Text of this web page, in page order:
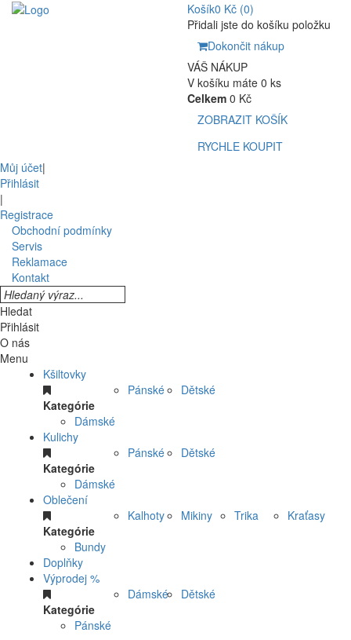
Košík0 Kč (0)
Přidali jste do košíku položku
Dokončit nákup
VÁŠ NÁKUP
V košíku máte 0 ks
Celkem 0 Kč
ZOBRAZIT KOŠÍK
RYCHLE KOUPIT
Můj účet|
Přihlásit
|
Registrace
Obchodní podmínky
Servis
Reklamace
Kontakt
Hledat
Přihlásit
O nás
Menu
Kšiltovky
Kategórie
Dámské
Pánské Dětské
Kulichy
Kategórie
Dámské
Pánské Dětské
Oblečení
Kategórie
Bundy
Kalhoty Mikiny Trika Kraťasy
Doplňky
Výprodej %
Kategórie
Pánské
Dámské Dětské